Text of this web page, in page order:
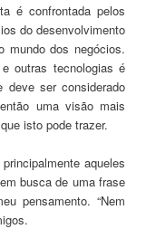
é confrontada pelos
do desenvolvimento
mundo dos negócios.
outras tecnologias é
ser considerado
uma visão mais
isto pode trazer.
aqueles
busca de uma frase
pensamento. “Nem